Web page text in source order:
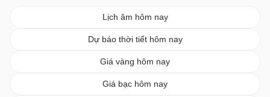
Lịch âm hôm nay
Dự báo thời tiết hôm nay
Giá vàng hôm nay
Giá bạc hôm nay